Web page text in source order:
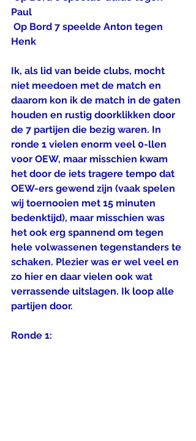
Paul
Henk
Ik, als lid van beide clubs, mocht
niet meedoen met de match en
daarom kon ik de match in de gaten
houden en rustig doorklikken door
de 7 partijen die bezig waren. In
ronde 1 vielen enorm veel 0-llen
voor OEW, maar misschien kwam
het door de iets tragere tempo dat
OEW-ers gewend zijn (vaak spelen
wij toernooien met 15 minuten
bedenktijd), maar misschien was
het ook erg spannend om tegen
hele volwassenen tegenstanders te
schaken. Plezier was er wel veel en
zo hier en daar vielen ook wat
verrassende uitslagen. Ik loop alle
partijen door.
Ronde 1: